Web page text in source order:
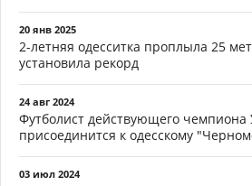
20 янв 2025
2-летняя одесситка проплыла 25
установила рекорд
24 авг 2024
Футболист действующего
присоединится к одесскому
03 июл 2024